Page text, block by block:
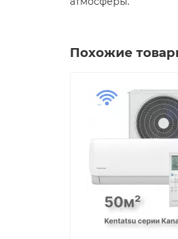
Похожие